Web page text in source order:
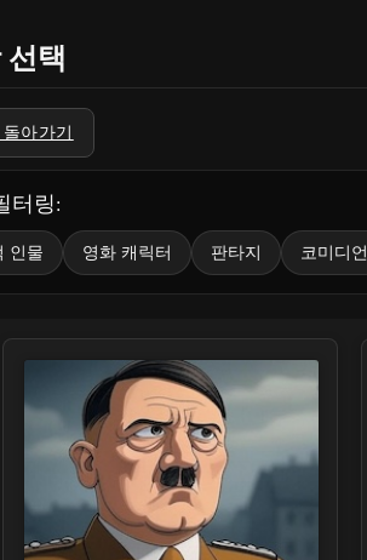
택
아가기
터링:
인물 영화 캐릭터 판타지 코미디언